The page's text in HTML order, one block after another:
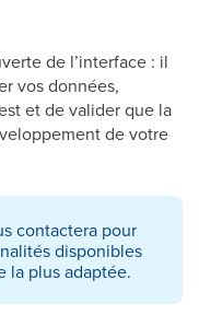
de l’interface : il
vos données,
et de valider que la
de votre
contactera pour
disponibles
la plus adaptée.